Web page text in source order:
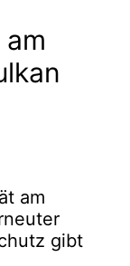
am
gibt